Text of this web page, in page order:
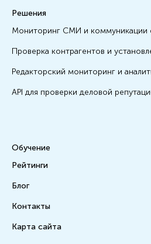
Решения
Мониторинг СМИ и коммуникации
Проверка контрагентов и
Редакторский мониторинг и
API для проверки деловой
Обучение
Рейтинги
Блог
Контакты
Карта сайта